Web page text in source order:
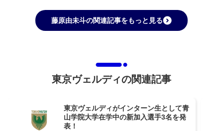
藤原由未斗の関連記事をもっと見る
東京ヴェルディの関連記事
東京ヴェルディがインターン生として青
山学院大学在学中の新加入選手3名を発
表！